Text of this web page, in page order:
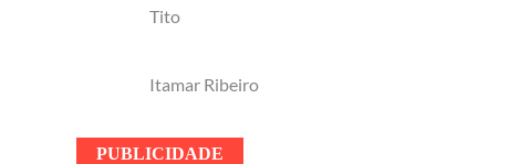
Tito
Itamar Ribeiro
PUBLICIDADE